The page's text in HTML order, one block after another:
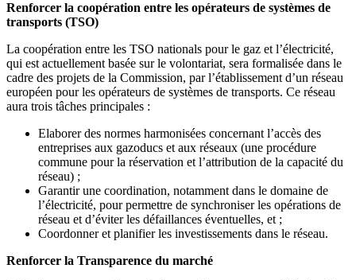
Renforcer la coopération entre les opérateurs de systèmes de
transports (TSO)
La coopération entre les TSO nationals pour le gaz et l’électricité,
qui est actuellement basée sur le volontariat, sera formalisée dans le
cadre des projets de la Commission, par l’établissement d’un réseau
européen pour les opérateurs de systèmes de transports. Ce réseau
aura trois tâches principales :
Elaborer des normes harmonisées concernant l’accès des
entreprises aux gazoducs et aux réseaux (une procédure
commune pour la réservation et l’attribution de la capacité du
réseau) ;
Garantir une coordination, notamment dans le domaine de
l’électricité, pour permettre de synchroniser les opérations de
réseau et d’éviter les défaillances éventuelles, et ;
Coordonner et planifier les investissements dans le réseau.
Renforcer la Transparence du marché